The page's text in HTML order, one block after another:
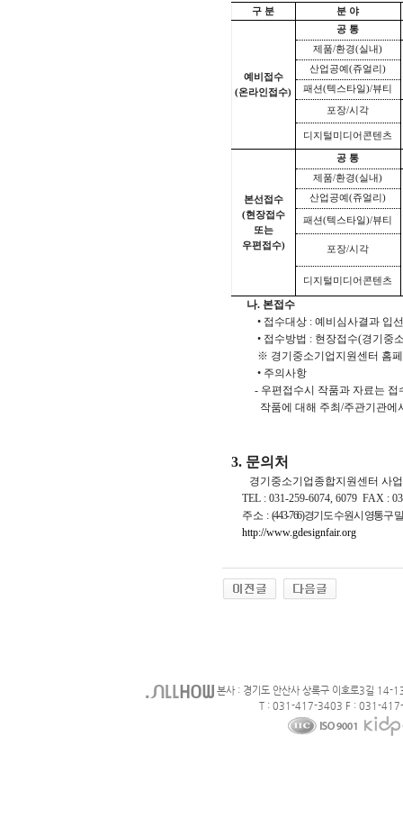
구 분 분 야
예비접수
(온라인접수)
공 통
제품/환경(실내)
산업공예(쥬얼리)
패션(텍스타일)/뷰티
포장/시각
디지털미디어콘텐츠
본선접수
(현장접수
또는
우편접수)
공 통
제품/환경(실내)
산업공예(쥬얼리)
패션(텍스타일)/뷰티
포장/시각
디지털미디어콘텐츠
나. 본접수
• 접수대상 : 예비심사결과 입
• 접수방법 : 현장접수(경기중
※ 경기중소기업지원센터 홈
• 주의사항
- 우편접수시 작품과 자료는 접
작품에 대해 주최/주관기관에
3. 문의처
경기중소기업종합지원센터 사
TEL : 031-259-6074, 6079 FAX :
주소 : (443-766)경기도 수원시 영통구
http://www.gdesignfair.org
본사 : 경기도 안산사 상록구 이호로3길 14-
T : 031-417-3403 F : 031-